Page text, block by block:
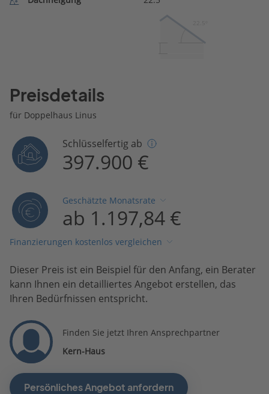
Preisdetails
für Doppelhaus Linus
Schlüsselfertig ab
397.900 €
Geschätzte Monatsrate
ab 1.197,84 €
Finanzierungen kostenlos vergleichen
Dieser Preis ist ein Beispiel für den Anfang, ein Berater
kann Ihnen ein detailliertes Angebot erstellen, das
Ihren Bedürfnissen entspricht.
Finden Sie jetzt Ihren Ansprechpartner
Kern-Haus
Persönliches Angebot anfordern